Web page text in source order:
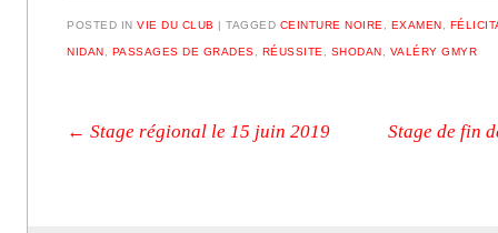
POSTED INVIE DU CLUB |TAGGED CEINTURE NOIRE EXAMEN
NIDAN PASSAGES DE GRADES RÉUSSITE SHODAN VALÉRY GMYR
Post navigation
← Stage régional le 15 juin 2019 Stage de fin